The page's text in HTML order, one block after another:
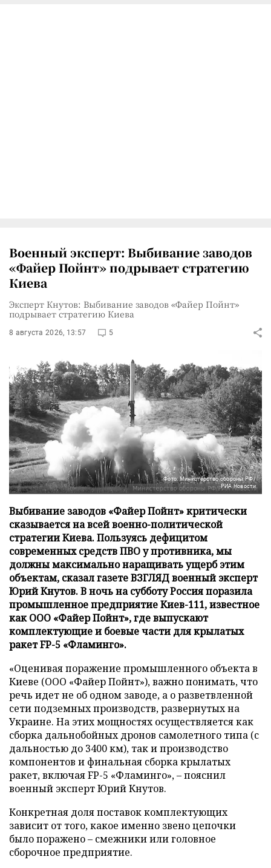
Военный эксперт: Выбивание заводов
«Файер Пойнт» подрывает стратегию
Киева
Эксперт Кнутов: Выбивание заводов «Файер Пойнт»
подрывает стратегию Киева
8 августа 2026, 13:57 5
Фото: Министерство обороны РФ/
РИА Новости
Выбивание заводов «Файер Пойнт» критически
сказывается на всей военно-политической
стратегии Киева. Пользуясь дефицитом
современных средств ПВО у противника, мы
должны максимально наращивать ущерб этим
объектам, сказал газете ВЗГЛЯД военный эксперт
Юрий Кнутов. В ночь на субботу Россия поразила
промышленное предприятие Киев-111, известное
как ООО «Файер Пойнт», где выпускают
комплектующие и боевые части для крылатых
ракет FP-5 «Фламинго».
«Оценивая поражение промышленного объекта в
Киеве (ООО «Файер Пойнт»), важно понимать, что
речь идет не об одном заводе, а о разветвленной
сети подземных производств, развернутых на
Украине. На этих мощностях осуществляется как
сборка дальнобойных дронов самолетного типа (с
дальностью до 3400 км), так и производство
компонентов и финальная сборка крылатых
ракет, включая FP-5 «Фламинго», – пояснил
военный эксперт Юрий Кнутов.
Конкретная доля поставок комплектующих
зависит от того, какое именно звено цепочки
было поражено – смежники или головное
сборочное предприятие.